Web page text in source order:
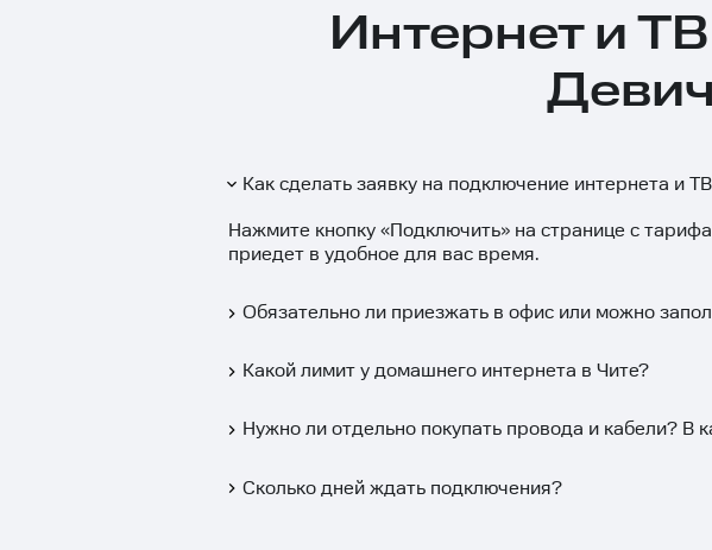
Интернет и
Как сделать заявку на подключение интернета и
Нажмите кнопку «Подключить» на странице с
приедет в удобное для вас время.
Обязательно ли приезжать в офис или можно
Какой лимит у домашнего интернета в Чите?
Нужно ли отдельно покупать провода и кабели? В
Сколько дней ждать подключения?